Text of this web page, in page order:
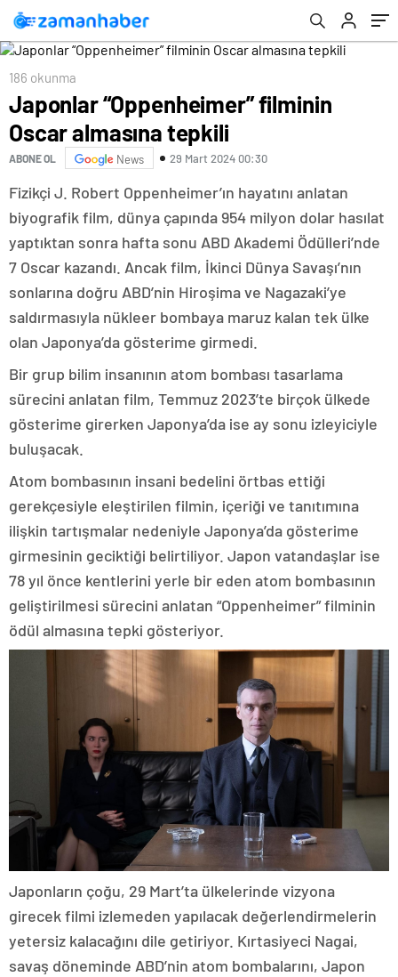
186 okunma
Japonlar “Oppenheimer” filminin
Oscar almasına tepkili
ABONE OL News 29 Mart 2024 00:30
Fizikçi J. Robert Oppenheimer’ın hayatını anlatan
biyografik film, dünya çapında 954 milyon dolar hasılat
yaptıktan sonra hafta sonu ABD Akademi Ödülleri’nde
7 Oscar kazandı. Ancak film, İkinci Dünya Savaşı’nın
sonlarına doğru ABD’nin Hiroşima ve Nagazaki’ye
saldırmasıyla nükleer bombaya maruz kalan tek ülke
olan Japonya’da gösterime girmedi.
Bir grup bilim insanının atom bombası tasarlama
sürecini anlatan film, Temmuz 2023’te birçok ülkede
gösterime girerken Japonya’da ise ay sonu izleyiciyle
buluşacak.
Atom bombasının insani bedelini örtbas ettiği
gerekçesiyle eleştirilen filmin, içeriği ve tanıtımına
ilişkin tartışmalar nedeniyle Japonya’da gösterime
girmesinin geciktiği belirtiliyor. Japon vatandaşlar ise
78 yıl önce kentlerini yerle bir eden atom bombasının
geliştirilmesi sürecini anlatan “Oppenheimer” filminin
ödül almasına tepki gösteriyor.
Japonların çoğu, 29 Mart’ta ülkelerinde vizyona
girecek filmi izlemeden yapılacak değerlendirmelerin
yetersiz kalacağını dile getiriyor. Kırtasiyeci Nagai,
savaş döneminde ABD’nin atom bombalarını, Japon